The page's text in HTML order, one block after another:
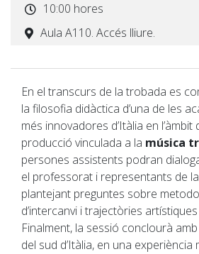
10:00 hores
Aula A110. Accés lliure.
En el transcurs de la trobada es
la filosofia didàctica d’una de les
més innovadores d’Itàlia en
producció vinculada a la música
persones assistents podran
el professorat i representants de
plantejant preguntes sobre
d’intercanvi i trajectòries
Finalment, la sessió conclourà
del sud d’Itàlia, en una experiència